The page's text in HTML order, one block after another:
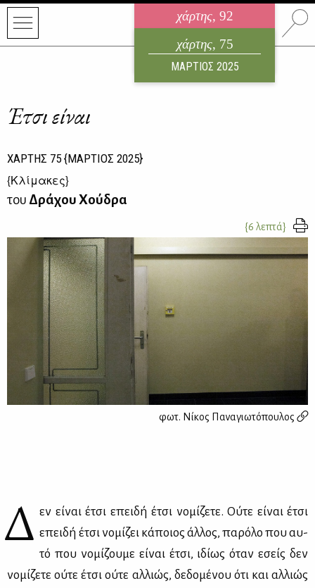
χάρτης, 92
ηλεκτρονικό περιοδικό
ΑΥΓΟΥΣΤΟΣ 2026
χάρτης, 75
ΜΑΡΤΙΟΣ 2025
Έτσι είναι
ΧΑΡΤΗΣ 75 {ΜΑΡΤΙΟΣ 2025}
{Κλίμακες}
του Δράχου Χούδρα
{6 λεπτά}
φωτ. Νίκος Παναγιωτόπουλος
Δ εν εί­ναι έτσι επει­δή έτσι νο­μί­ζε­τε. Ού­τε εί­ναι έτσι
επει­δή έτσι νο­μί­ζει κά­ποιος άλ­λος, πα­ρό­λο που αυ­
τό που νο­μί­ζου­με εί­ναι έτσι, ιδί­ως όταν εσείς δεν
νο­μί­ζε­τε ού­τε έτσι ού­τε αλ­λιώς, δε­δο­μέ­νου ότι και αλ­λιώς